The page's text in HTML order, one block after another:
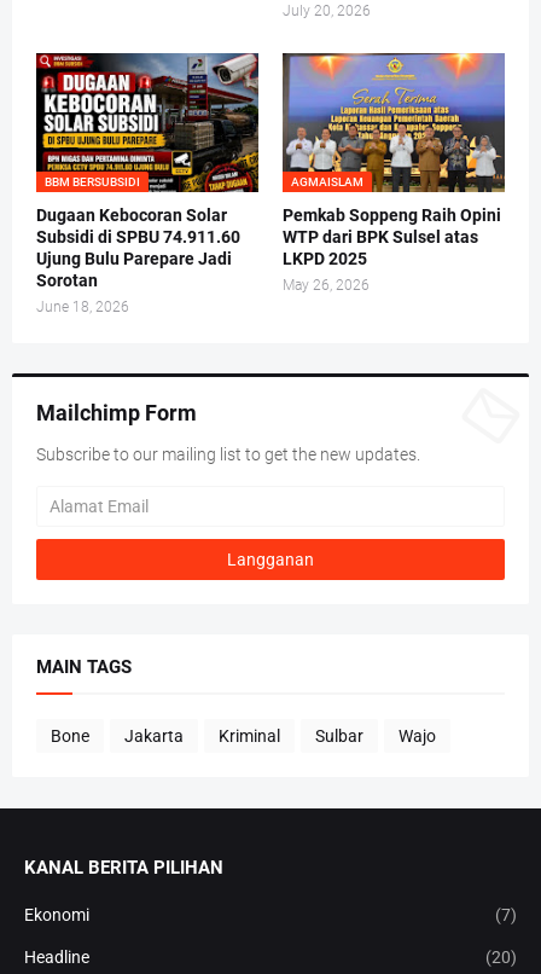
July 20, 2026
BBM BERSUBSIDI
Dugaan Kebocoran Solar
Subsidi di SPBU 74.911.60
Ujung Bulu Parepare Jadi
Sorotan
June 18, 2026
AGMAISLAM
Pemkab Soppeng Raih Opini
WTP dari BPK Sulsel atas
LKPD 2025
May 26, 2026
Mailchimp Form
Subscribe to our mailing list to get the new updates.
MAIN TAGS
Bone Jakarta Kriminal Sulbar Wajo
KANAL BERITA PILIHAN
Ekonomi (7)
Headline (20)